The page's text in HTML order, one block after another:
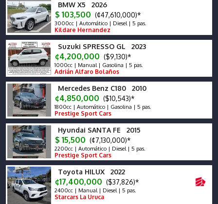
BMW X5 2026
$ 103,500 (¢47,610,000)*
3000cc | Automático | Diesel | 5 pas.
Kildare Hernandez
Suzuki SPRESSO GL 2023
¢4,200,000 ($9,130)*
1000cc | Manual | Gasolina | 5 pas.
Adrián Alfaro Bolaños
Mercedes Benz C180 2010
¢4,850,000 ($10,543)*
1800cc | Automático | Gasolina | 5 pas.
Prestige Sport Cars
Hyundai SANTA FE 2015
$ 15,500 (¢7,130,000)*
2200cc | Automático | Diesel | 5 pas.
Prestige Sport Cars
Toyota HILUX 2022
¢17,400,000 ($37,826)*
2400cc | Manual | Diesel | 5 pas.
Starcars La Uruca